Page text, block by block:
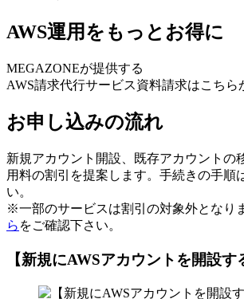
AWS運用をもっとお得に
MEGAZONEが提供する
AWS請求代行サービス資料請求はこちら
お申し込みの流れ
新規アカウント開設、既存アカウントの
用料の割引を提案します。手続きの手順
い。
※一部のサービスは割引の対象外となり
ら をご確認下さい。
【新規にAWSアカウントを開設す